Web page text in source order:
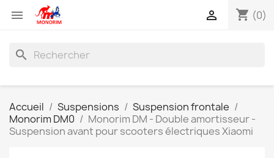
 shopping_cart (0)

search
Accueil Suspensions
Suspension frontale
Monorim DM0
Monorim DM - Double amortisseur -
Suspension avant pour scooters électriques Xiaomi